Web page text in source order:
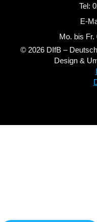
Tel:
E-
Mo. bis Fr.
© 2026 DIfB –
Design &